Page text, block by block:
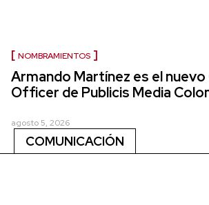
NOMBRAMIENTOS
Armando Martínez es el
Officer de Publicis Media
agosto 5, 2026
COMUNICACIÓN